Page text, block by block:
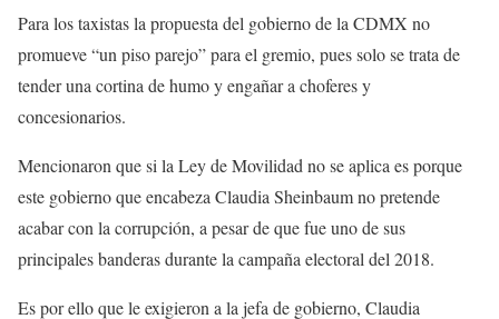
Para los taxistas la propuesta del gobierno de la CDMX no
promueve “un piso parejo” para el gremio, pues solo se trata de
tender una cortina de humo y engañar a choferes y
concesionarios.
Mencionaron que si la Ley de Movilidad no se aplica es porque
este gobierno que encabeza Claudia Sheinbaum no pretende
acabar con la corrupción, a pesar de que fue uno de sus
principales banderas durante la campaña electoral del 2018.
Es por ello que le exigieron a la jefa de gobierno, Claudia